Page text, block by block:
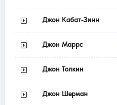
Джон Кабат-Зинн
Джон Маррс
Джон Толкин
Джон Шерман